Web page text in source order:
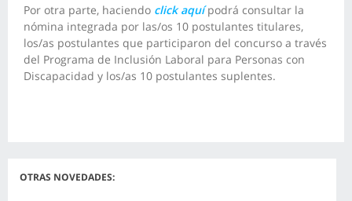
Por otra parte, haciendo click aquípodrá consultar la
nómina integrada por las/os 10 postulantes titulares,
los/as postulantes que participaron del concurso a través
del Programa de Inclusión Laboral para Personas con
Discapacidad y los/as 10 postulantes suplentes.
OTRAS NOVEDADES: